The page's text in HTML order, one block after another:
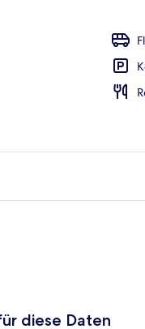
diese Daten